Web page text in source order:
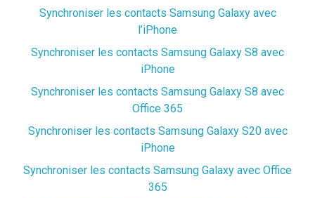
Synchroniser les contacts Samsung Galaxy avec
l’iPhone
Synchroniser les contacts Samsung Galaxy S8 avec
iPhone
Synchroniser les contacts Samsung Galaxy S8 avec
Office 365
Synchroniser les contacts Samsung Galaxy S20 avec
iPhone
Synchroniser les contacts Samsung Galaxy avec Office
365